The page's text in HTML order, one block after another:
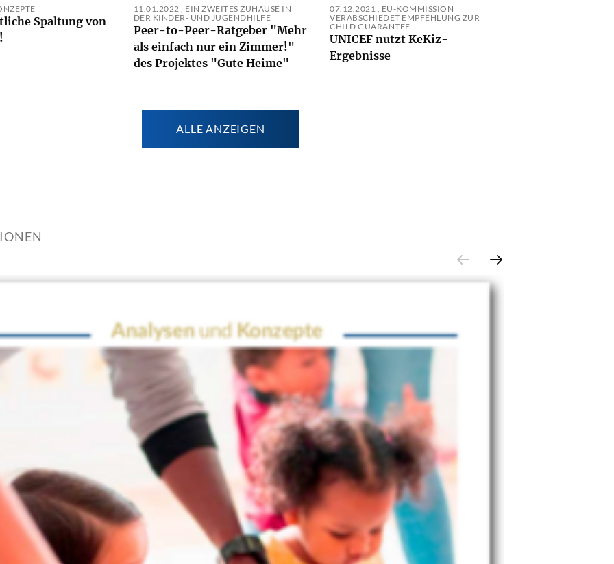
Spaltung von
11.01.2022, EIN ZWEITES ZUHAUSE IN
DER KINDER- UND JUGENDHILFE
Peer-to-Peer-Ratgeber "Mehr
als einfach nur ein Zimmer!"
des Projektes "Gute Heime"
07.12.2021 , EU-KOMMISSION
VERABSCHIEDET EMPFEHLUNG ZUR
CHILD GUARANTEE
UNICEF nutzt KeKiz-
Ergebnisse
ALLE ANZEIGEN